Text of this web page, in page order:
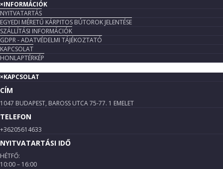
×INFORMÁCIÓK
NYITVATARTÁS
EGYEDI MÉRETŰ KÁRPITOS BÚTOROK JELENTÉSE
SZÁLLÍTÁSI INFORMÁCIÓK
GDPR - ADATVÉDELMI TÁJÉKOZTATÓ
KAPCSOLAT
HONLAPTÉRKÉP
×KAPCSOLAT
CÍM
1047 BUDAPEST, BAROSS UTCA 75-77. 1 EMELET
TELEFON
+36205614633
NYITVATARTÁSI IDŐ
HÉTFŐ:
10:00 – 16:00